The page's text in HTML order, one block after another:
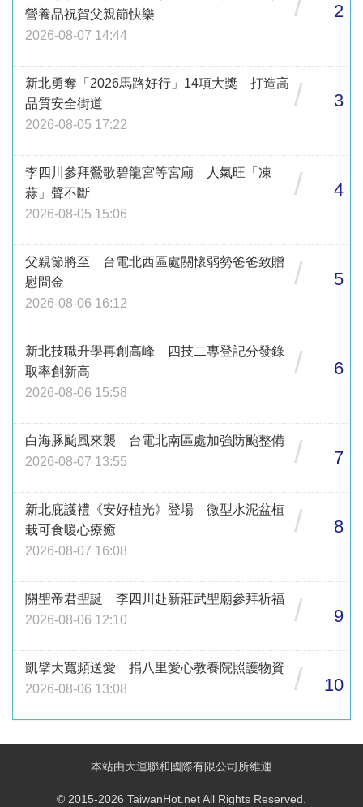
營養品祝賀父親節快樂
2026-08-07 14:44
2
新北勇奪「2026馬路好行」14項大獎 打造高
品質安全街道
2026-08-05 17:22
/ 3
李四川參拜鶯歌碧龍宮等宮廟 人氣旺「凍
蒜」聲不斷
2026-08-05 15:06
/ 4
父親節將至 台電北西區處關懷弱勢爸爸致贈
慰問金
2026-08-06 16:12
/ 5
新北技職升學再創高峰 四技二專登記分發錄
取率創新高
2026-08-06 15:58
/ 6
白海豚颱風來襲 台電北南區處加強防颱整備
2026-08-07 13:55
/ 7
新北庇護禮《安好植光》登場 微型水泥盆植
栽可食暖心療癒
2026-08-07 16:08
/ 8
關聖帝君聖誕 李四川赴新莊武聖廟參拜祈福
2026-08-06 12:10
/ 9
凱擘大寬頻送愛 捐八里愛心教養院照護物資
2026-08-06 13:08
/ 10
本站由大運聯和國際有限公司所維運
© 2015-2026 TaiwanHot.net All Rights Reserved.